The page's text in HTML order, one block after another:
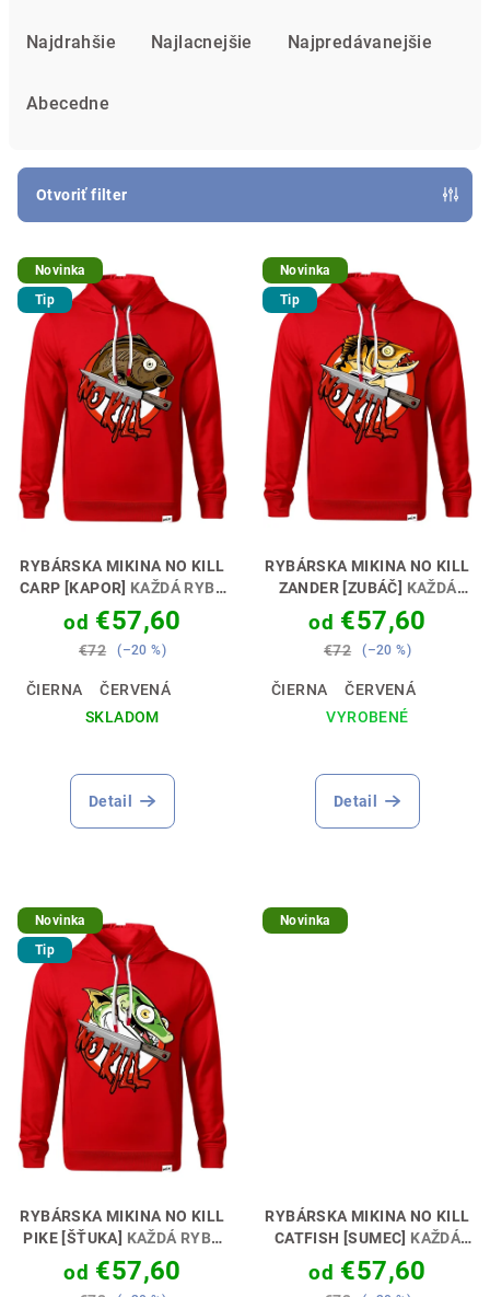
p
r
o
d
o
v
Najdrahšie Najlacnejšie Najpredávanejšie
Abecedne
Otvoriť filter
V
ý
p
p
o
d
u
k
Novinka
Tip
RYBÁRSKA MIKINA NO KILL
CARP [KAPOR] KAŽDÁ RYBA
SI ZASLÚŽI SLOBODU 🎣🕊️
od €57,60
€72 (–20 %)
ČIERNA
ČERVENÁ
SKLADOM
Detail
Novinka
Tip
RYBÁRSKA MIKINA NO KILL
ZANDER [ZUBÁČ] KAŽDÁ
RYBA SI ZASLÚŽI SLOBODU
🎣🕊️
od €57,60
€72 (–20 %)
ČIERNA
ČERVENÁ
VYROBENÉ
Detail
Novinka
Tip
RYBÁRSKA MIKINA NO KILL
PIKE [ŠŤUKA] KAŽDÁ RYBA
SI ZASLÚŽI SLOBODU 🎣🕊️
od €57,60
Novinka
RYBÁRSKA MIKINA NO KILL
CATFISH [SUMEC] KAŽDÁ
RYBA SI ZASLÚŽI SLOBODU
🎣🕊️
od €57,60